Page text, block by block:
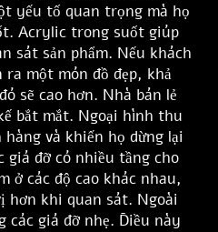
yếu tố quan trọng mà họ
Acrylic trong suốt giúp
sát sản phẩm. Nếu khách
một món đồ đẹp, khả
sẽ cao hơn. Nhà bán lẻ
bắt mắt. Ngoại hình thu
và khiến họ dừng lại
giá đỡ có nhiều tầng cho
ở các độ cao khác nhau,
hơn khi quan sát. Ngoài
các giá đỡ nhẹ. Điều này